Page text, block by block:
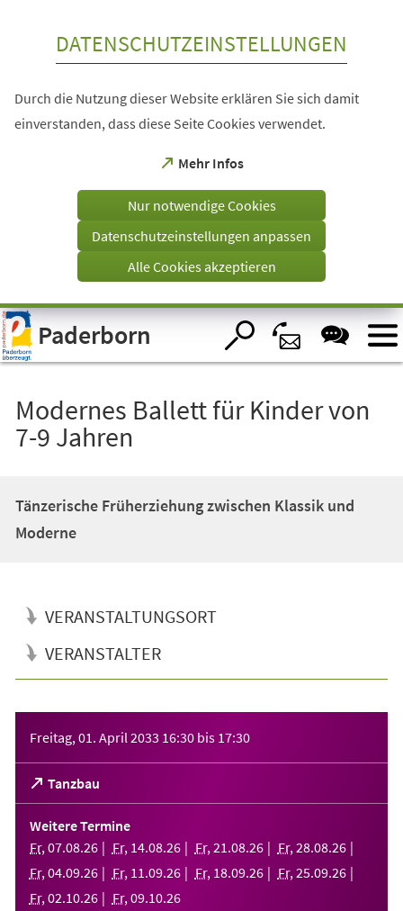
Visuelle
Assistenzsoftware
öffnen.
DATENSCHUTZEINSTELLUNGEN
Durch die Nutzung dieser Website erklären Sie sich damit
einverstanden, dass diese Seite Cookies verwendet.
Mehr Infos
(Öffnet
einem
Tab)
Nur notwendige Cookies
Datenschutzeinstellungen anpassen
Alle Cookies akzeptieren
Paderborn
Modernes Ballett für Kinder von
7-9 Jahren
Tänzerische Früherziehung zwischen Klassik und
Moderne
VERANSTALTUNGSORT
VERANSTALTER
Freitag, 01. April 2033 16:30 bis 17:30
Tanzbau
(Öffnet
in
einem
neuen
Tab)
Weitere Termine
Fr, 07.08.26 Fr, 14.08.26 Fr, 21 .08.26 Fr, 28.08.26
Fr, 04.09.26 Fr, 11 .09.26 Fr, 18.09.26 Fr, 25.09.26
Fr, 02.10.26 Fr, 09.10.26